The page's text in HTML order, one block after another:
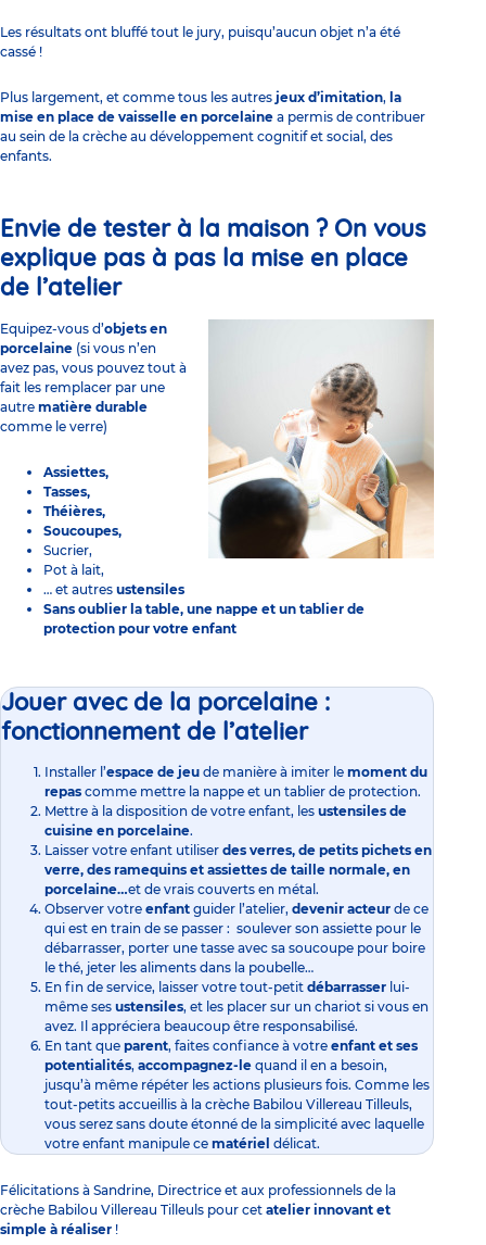
Les résultats ont bluffé tout le jury, puisqu’aucun objet n’a été
cassé !
Plus largement, et comme tous les autres jeux d’imitation, la
mise en place de vaisselle en porcelaine a permis de contribuer
au sein de la crèche au développement cognitif et social, des
enfants.
Envie de tester à la maison ? On vous
explique pas à pas la mise en place
de l’atelier
Equipez-vous d’objets en
porcelaine (si vous n’en
avez pas, vous pouvez tout à
fait les remplacer par une
autre matière durable
comme le verre)
Assiettes,
Tasses,
Théières,
Soucoupes,
Sucrier,
Pot à lait,
… et autres ustensiles
Sans oublier la table, une nappe et un tablier de
protection pour votre enfant
Jouer avec de la porcelaine :
fonctionnement de l’atelier
Installer l’espace de jeu de manière à imiter le moment du
repas comme mettre la nappe et un tablier de protection.
Mettre à la disposition de votre enfant, les ustensiles de
cuisine en porcelaine.
Laisser votre enfant utiliser des verres, de petits pichets en
verre, des ramequins et assiettes de taille normale, en
porcelaine…et de vrais couverts en métal.
Observer votre enfant guider l’atelier, devenir acteur de ce
qui est en train de se passer : soulever son assiette pour le
débarrasser, porter une tasse avec sa soucoupe pour boire
le thé, jeter les aliments dans la poubelle…
En fin de service, laisser votre tout-petit débarrasser lui-
même ses ustensiles, et les placer sur un chariot si vous en
avez. Il appréciera beaucoup être responsabilisé.
En tant que parent, faites confiance à votre enfant et ses
potentialités, accompagnez-le quand il en a besoin,
jusqu’à même répéter les actions plusieurs fois. Comme les
tout-petits accueillis à la crèche Babilou Villereau Tilleuls,
vous serez sans doute étonné de la simplicité avec laquelle
votre enfant manipule ce matériel délicat.
Félicitations à Sandrine, Directrice et aux professionnels de la
crèche Babilou Villereau Tilleuls pour cet atelier innovant et
simple à réaliser !